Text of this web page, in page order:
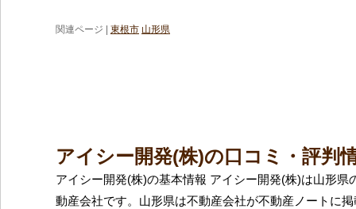
関連ページ | 東根市 山形県
アイシー開発(株)の口コミ・評判
アイシー開発(株)の基本情報 アイシー開発(株)は山形県
動産会社です。山形県は不動産会社が不動産ノートに